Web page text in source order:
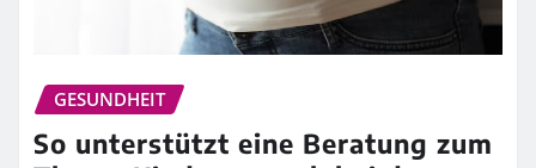
GESUNDHEIT
So unterstützt eine Beratung zum